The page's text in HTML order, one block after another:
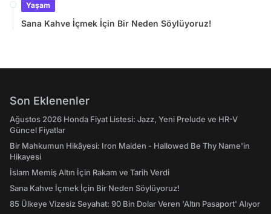
Yaşam
Sana Kahve İçmek İçin Bir Neden Söylüyoruz!
Son Eklenenler
Ağustos 2026 Honda Fiyat Listesi: Jazz, Yeni Prelude ve HR-V
Güncel Fiyatlar
Bir Mahkumun Hikâyesi: Iron Maiden - Hallowed Be Thy Name'in
Hikayesi
İslam Memiş Altın İçin Rakam ve Tarih Verdi
Sana Kahve İçmek İçin Bir Neden Söylüyoruz!
85 Ülkeye Vizesiz Seyahat: 90 Bin Dolar Veren 'Altın Pasaport' Alıyor